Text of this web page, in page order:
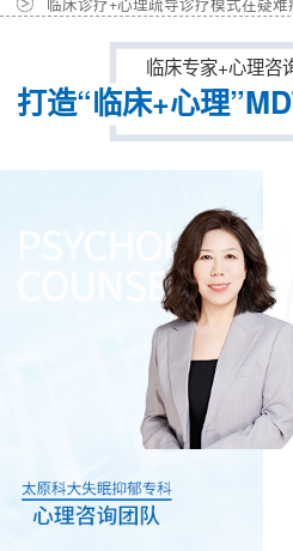
临床专家+心理咨
打造“临床+心理